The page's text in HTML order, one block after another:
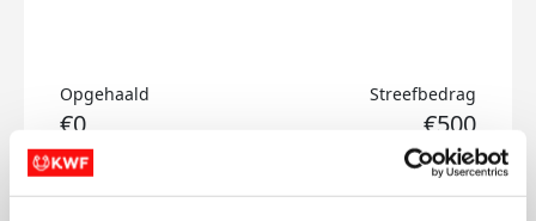
Opgehaald
€0
Streefbedrag
€500
Doneer